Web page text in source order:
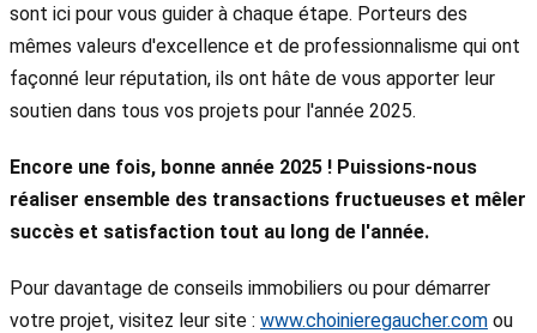
sont ici pour vous guider à chaque étape. Porteurs des
mêmes valeurs d'excellence et de professionnalisme qui ont
façonné leur réputation, ils ont hâte de vous apporter leur
soutien dans tous vos projets pour l'année 2025.
Encore une fois, bonne année 2025 ! Puissions-nous
réaliser ensemble des transactions fructueuses et mêler
succès et satisfaction tout au long de l'année.
Pour davantage de conseils immobiliers ou pour démarrer
votre projet, visitez leur site : www.choinieregaucher.com ou